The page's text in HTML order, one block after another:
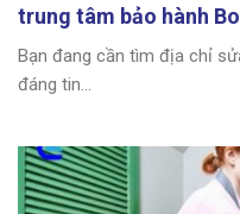
trung tâm bảo hành
Bạn đang cần tìm địa chỉ
đáng tin...